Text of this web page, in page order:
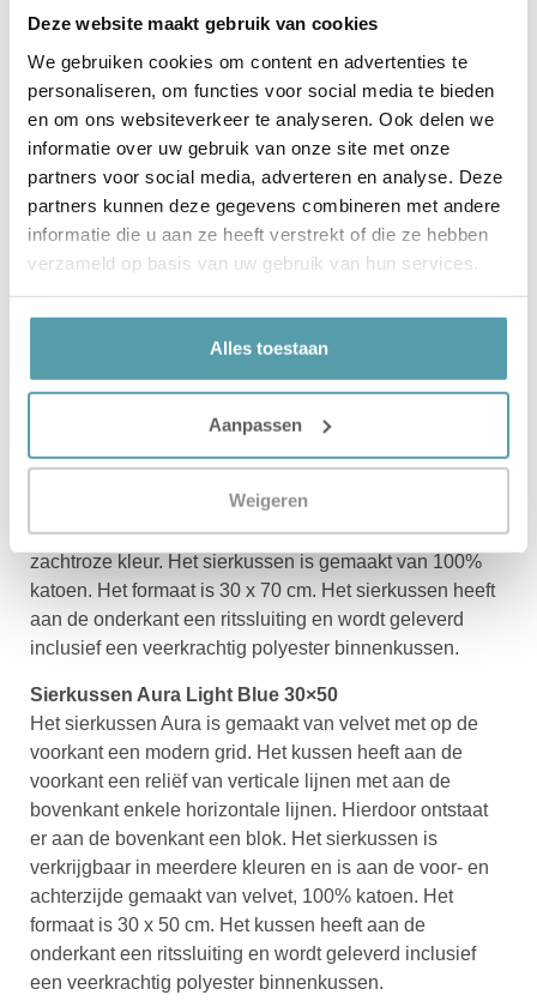
Deze website maakt gebruik van cookies
We gebruiken cookies om content en advertenties te
personaliseren, om functies voor social media te bieden
en om ons websiteverkeer te analyseren. Ook delen we
informatie over uw gebruik van onze site met onze
partners voor social media, adverteren en analyse. Deze
partners kunnen deze gegevens combineren met andere
informatie die u aan ze heeft verstrekt of die ze hebben
verzameld op basis van uw gebruik van hun services.
Alles toestaan
Aanpassen
Weigeren
Het sierkussen Manacor heeft een grafische print. Het
kussen heeft aan de bovenkant een zwarte ondergrond
met speelse witte figuurtjes. De onderkant heeft een
witte ondergrond met zwarte figuurtjes. In het midden is
er een rode zigzag baan op het kussen geplaatst. De
achterzijde heeft een effen zwarte kleur. Het kussen is
gemaakt van 100% katoen. Het formaat is 40 x 40 cm.
Het sierkussen heeft aan de onderkant een ritssluiting
en wordt geleverd inclusief een veerkrachtig polyester
Stockholm Collectie:
Het sierkussen Quinn heeft op de voorkant een
bladerpatroon van foilprint in een koper kleur op een
zachtroze ondergrond. De achterkant heeft een effen
zachtroze kleur. Het sierkussen is gemaakt van 100%
katoen. Het formaat is 30 x 70 cm. Het sierkussen heeft
aan de onderkant een ritssluiting en wordt geleverd
inclusief een veerkrachtig polyester binnenkussen.
Sierkussen Aura Light Blue 30×50
Het sierkussen Aura is gemaakt van velvet met op de
voorkant een modern grid. Het kussen heeft aan de
voorkant een reliëf van verticale lijnen met aan de
bovenkant enkele horizontale lijnen. Hierdoor ontstaat
er aan de bovenkant een blok. Het sierkussen is
verkrijgbaar in meerdere kleuren en is aan de voor- en
achterzijde gemaakt van velvet, 100% katoen. Het
formaat is 30 x 50 cm. Het kussen heeft aan de
onderkant een ritssluiting en wordt geleverd inclusief
een veerkrachtig polyester binnenkussen.